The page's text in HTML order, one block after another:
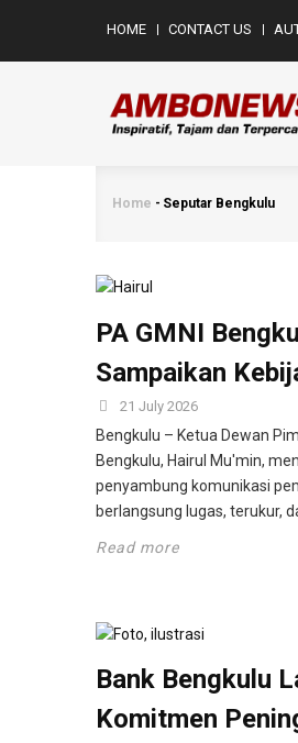
main
MENU
MOBILE
HOME CONTACT US
Breadcrumb
Home - Seputar Bengkulu
PA GMNI
Sampaikan
21 July 2026
Bengkulu – Ketua Dewan
Bengkulu, Hairul Mu'min,
penyambung komunikasi
berlangsung lugas, terukur,
Read more
Bank Bengkulu
Komitmen